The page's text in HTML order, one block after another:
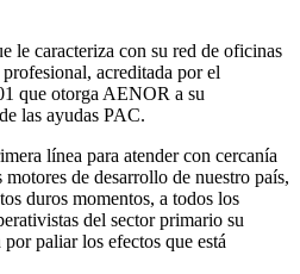
le caracteriza con su red de oficinas
acreditada por el
que otorga AENOR a su
las ayudas PAC.
línea para atender con cercanía
de desarrollo de nuestro país,
duros momentos, a todos los
del sector primario su
paliar los efectos que está